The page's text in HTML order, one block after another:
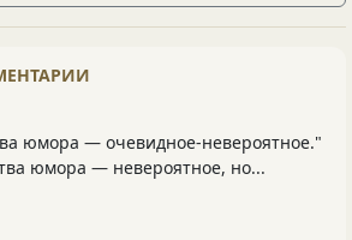
юмора — очевидное-невероятное."
юмора — невероятное, но...